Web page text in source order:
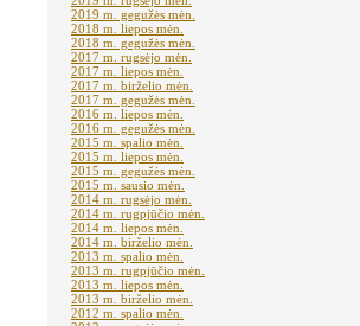
2019 m. gegužės mėn.
2018 m. liepos mėn.
2018 m. gegužės mėn.
2017 m. rugsėjo mėn.
2017 m. liepos mėn.
2017 m. birželio mėn.
2017 m. gegužės mėn.
2016 m. liepos mėn.
2016 m. gegužės mėn.
2015 m. spalio mėn.
2015 m. liepos mėn.
2015 m. gegužės mėn.
2015 m. sausio mėn.
2014 m. rugsėjo mėn.
2014 m. rugpjūčio mėn.
2014 m. liepos mėn.
2014 m. birželio mėn.
2013 m. spalio mėn.
2013 m. rugpjūčio mėn.
2013 m. liepos mėn.
2013 m. birželio mėn.
2012 m. spalio mėn.